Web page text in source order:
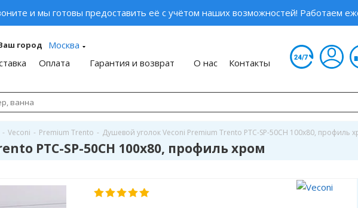
и мы готовы предоставить её с учётом наших возможностей! Работаем
город
Москва
Оплата Гарантия и возврат О нас Контакты
- Veconi - Premium Trento - Душевой уголок Veconi Premium Trento PTC-SP-50CH 100x80, профиль
PTC-SP-50CH 100x80, профиль хром